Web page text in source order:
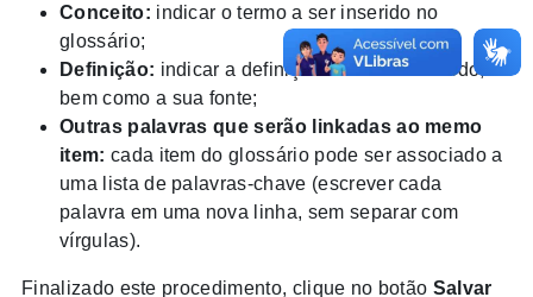
Conceito: indicar o termo a ser inserido no
glossário;
Definição: indicar a definição do termo inserido,
bem como a sua fonte;
Outras palavras que serão linkadas ao memo
item: cada item do glossário pode ser associado a
uma lista de palavras-chave (escrever cada
palavra em uma nova linha, sem separar com
vírgulas).
Finalizado este procedimento, clique no botão Salvar